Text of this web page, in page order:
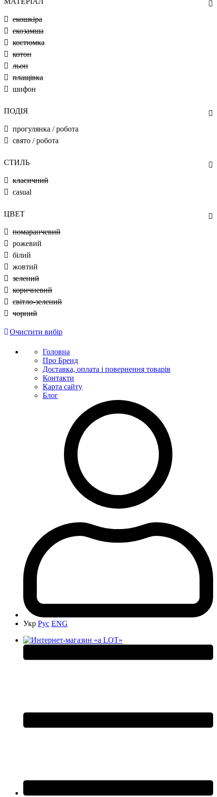
екошкіра
екозамша
костюмка
котон
льон
плащівка
шифон
ПОДІЯ
прогулянка / робота
свято / робота
СТИЛЬ
класичний
casual
ЦВЕТ
помаранчевий
рожевий
білий
жовтий
зелений
коричневий
світло-зелений
чорний
Очистити вибір
Головна
Про Бренд
Доставка, оплата і повернення товарів
Контакти
Карта сайту
Блог
Укр Рус ENG